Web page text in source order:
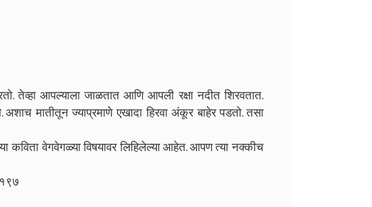
तेव्हा आपल्याला जाळतात आणि आपली रक्षा नदीत शिरवतात.
मातीतून ज्याप्रमाणे एखादा हिरवा अंकूर बाहेर पडतो. तसा
कविता वेगवेगळ्या विषयावर लिहिलेल्या आहेत. आपण त्या नक्कीच